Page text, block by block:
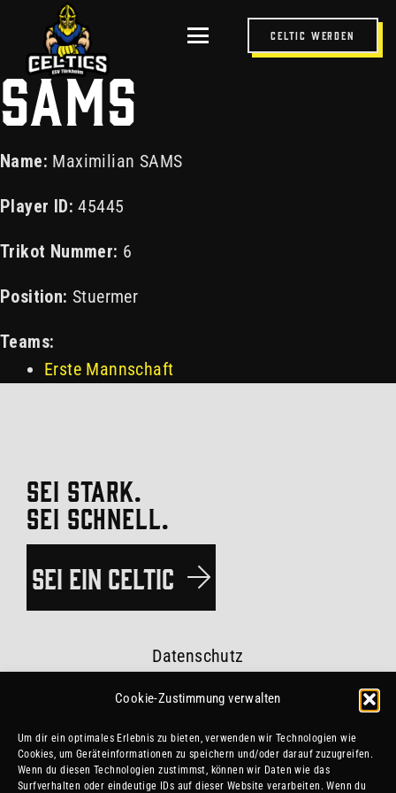
Cookie-Zustimmung verwalten
Um dir ein optimales Erlebnis zu bieten, verwenden wir Technologien wie
Cookies, um Geräteinformationen zu speichern und/oder darauf zuzugreifen.
Wenn du diesen Technologien zustimmst, können wir Daten wie das
Surfverhalten oder eindeutige IDs auf dieser Website verarbeiten. Wenn du
Celtic werden
MAXIMILIAN
SAMS
Name: Maximilian SAMS
Player ID: 45445
Trikot Nummer: 6
Position: Stuermer
Teams:
Erste Mannschaft
SEI STARK.
SEI SCHNELL.
SEI EIN CELTIC
Datenschutz
Impressum
Vereinssatzung
#esvtceltics